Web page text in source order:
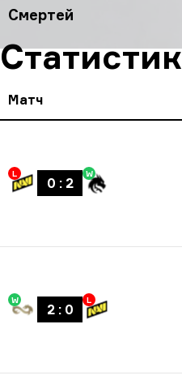
Смертей
Матч
L
0 : 2
W
W
2: 0
L